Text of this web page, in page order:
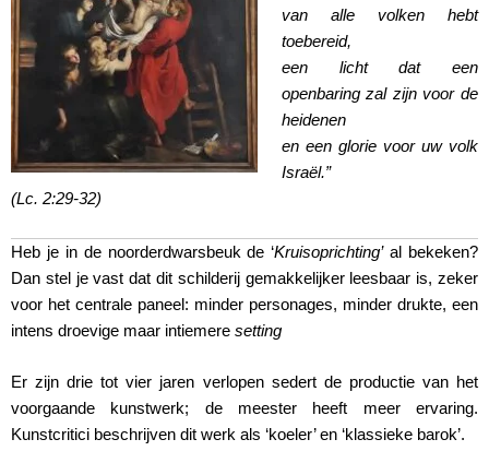
van alle volken hebt
toebereid,
een licht dat een
openbaring zal zijn voor de
heidenen
en een glorie voor uw volk
Israël.”
(Lc. 2:29-32)
Heb je in de noorderdwarsbeuk de ‘Kruisoprichting’al bekeken?
Dan stel je vast dat dit schilderij gemakkelijker leesbaar is, zeker
voor het centrale paneel: minder personages, minder drukte, een
intens droevige maar intiemere setting
Er zijn drie tot vier jaren verlopen sedert de productie van het
voorgaande kunstwerk; de meester heeft meer ervaring.
Kunstcritici beschrijven dit werk als ‘koeler’ en ‘klassieke barok’.